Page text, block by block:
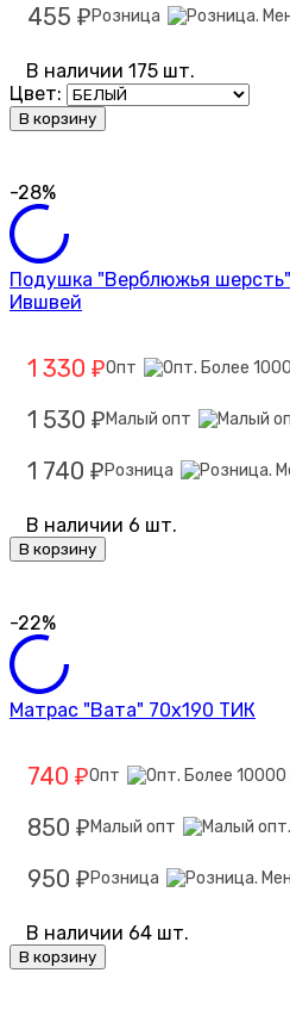
455 ₽ Розница
В наличии 175 шт.
Цвет:
В корзину
-28%
Подушка "Верблюжья
Ившвей
1 330 ₽Опт
1 530 ₽ Малый опт
1 740 ₽ Розница
В наличии 6 шт.
В корзину
-22%
Матрас "Вата" 70х190 ТИК
740 ₽Опт
850 ₽ Малый опт
950 ₽ Розница
В наличии 64 шт.
В корзину